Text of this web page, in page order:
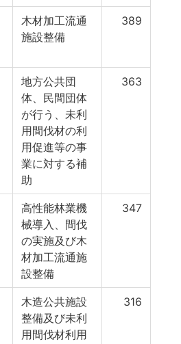
木材加工流通
施設整備
389
地方公共団
体、民間団体
が行う、未利
用間伐材の利
用促進等の事
業に対する補
助
363
高性能林業機
械導入、間伐
の実施及び木
材加工流通施
設整備
347
木造公共施設
整備及び未利
用間伐材利用
316